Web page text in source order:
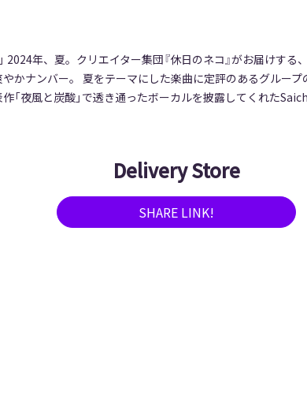
2024年、夏。クリエイター集団『休日のネコ』がお届けす
かナンバー。 夏をテーマにした楽曲に定評のあるグルー
「夜風と炭酸」で透き通ったボーカルを披露してくれた
Delivery Store
SHARE LINK!